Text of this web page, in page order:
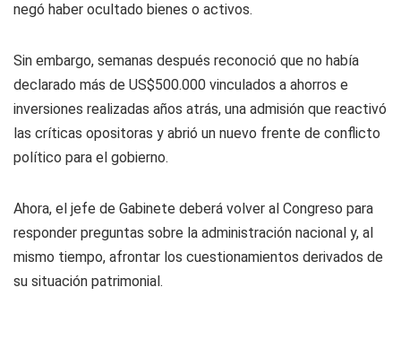
negó haber ocultado bienes o activos.
Sin embargo, semanas después reconoció que no había
declarado más de US$500.000 vinculados a ahorros e
inversiones realizadas años atrás, una admisión que reactivó
las críticas opositoras y abrió un nuevo frente de conflicto
político para el gobierno.
Ahora, el jefe de Gabinete deberá volver al Congreso para
responder preguntas sobre la administración nacional y, al
mismo tiempo, afrontar los cuestionamientos derivados de
su situación patrimonial.